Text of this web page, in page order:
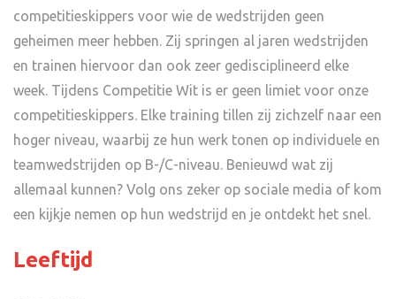
competitieskippers voor wie de wedstrijden geen
geheimen meer hebben. Zij springen al jaren wedstrijden
en trainen hiervoor dan ook zeer gedisciplineerd elke
week. Tijdens Competitie Wit is er geen limiet voor onze
competitieskippers. Elke training tillen zij zichzelf naar een
hoger niveau, waarbij ze hun werk tonen op individuele en
teamwedstrijden op B-/C-niveau. Benieuwd wat zij
allemaal kunnen? Volg ons zeker op sociale media of kom
een kijkje nemen op hun wedstrijd en je ontdekt het snel.
Leeftijd